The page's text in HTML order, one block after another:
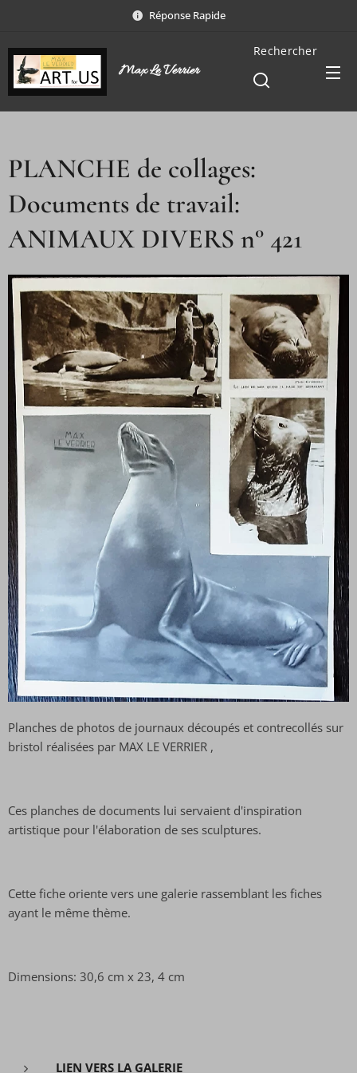
Réponse Rapide
Max Le Verrier
Rechercher
PLANCHE de collages:
Documents de travail:
ANIMAUX DIVERS n° 421
Planches de photos de journaux découpés et contrecollés sur
bristol réalisées par MAX LE VERRIER ,
Ces planches de documents lui servaient d'inspiration
artistique pour l'élaboration de ses sculptures.
Cette fiche oriente vers une galerie rassemblant les fiches
ayant le même thème.
Dimensions: 30,6 cm x 23, 4 cm
LIEN VERS LA GALERIE